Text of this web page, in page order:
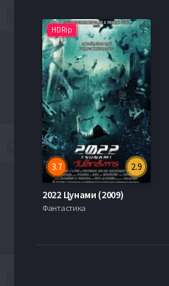
HDRip
2.9
3.7
2022 Цунами (2009)
Фантастика